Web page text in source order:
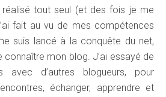
réalisé tout seul (et des fois je me
fait au vu de mes compétences
suis lancé à la conquête du net,
mon blog. J’ai essayé de
avec d’autres blogueurs, pour
échanger, apprendre et